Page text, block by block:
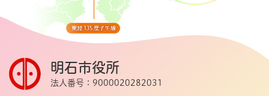
明石市役所
法人番号：9000020282031